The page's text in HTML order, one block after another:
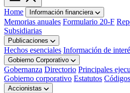
Home Información financiera
Memorias anuales Formulario 20-F
Subsidiarias
Publicaciones
Hechos esenciales Información de
Gobierno Corporativo
Gobernanza Directorio Principales
Gobierno corporativo Estatutos
Accionistas